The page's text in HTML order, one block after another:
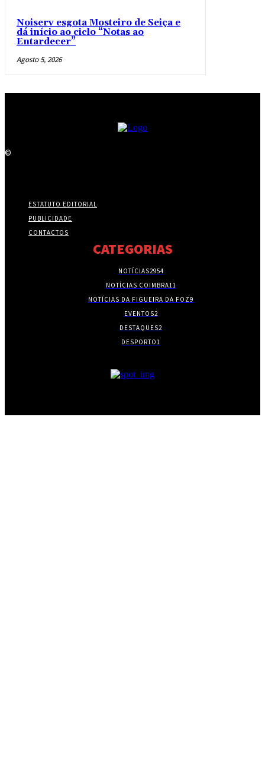
Noiserv esgota Mosteiro de Seiça e
dá início ao ciclo “Notas ao
Entardecer”
Agosto 5, 2026
©
ESTATUTO EDITORIAL
PUBLICIDADE
CONTACTOS
CATEGORIAS
NOTÍCIAS2954
NOTÍCIAS COIMBRA11
NOTÍCIAS DA FIGUEIRA DA FOZ9
EVENTOS2
DESTAQUES2
DESPORTO1